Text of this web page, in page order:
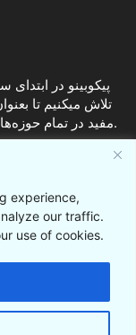
experience,
our traffic.
use of cookies.
تلاش میکنیم تا
مفید در تمام حوزه‌ها را به اطلاع جامعه فارسی‌زبان کانادا برسانیم.